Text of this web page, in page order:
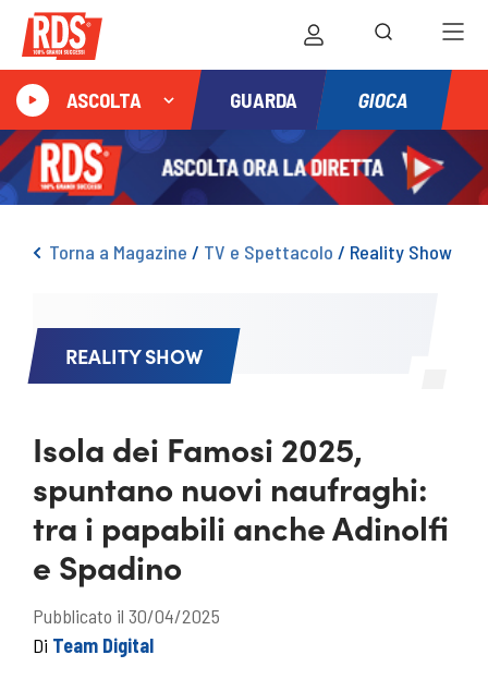
ASCOLTA GUARDA GIOCA
Torna a Magazine / TV e Spettacolo / Reality Show
REALITY SHOW
Isola dei Famosi 2025,
spuntano nuovi naufraghi:
tra i papabili anche Adinolfi
e Spadino
Pubblicato il 30/04/2025
Di Team Digital